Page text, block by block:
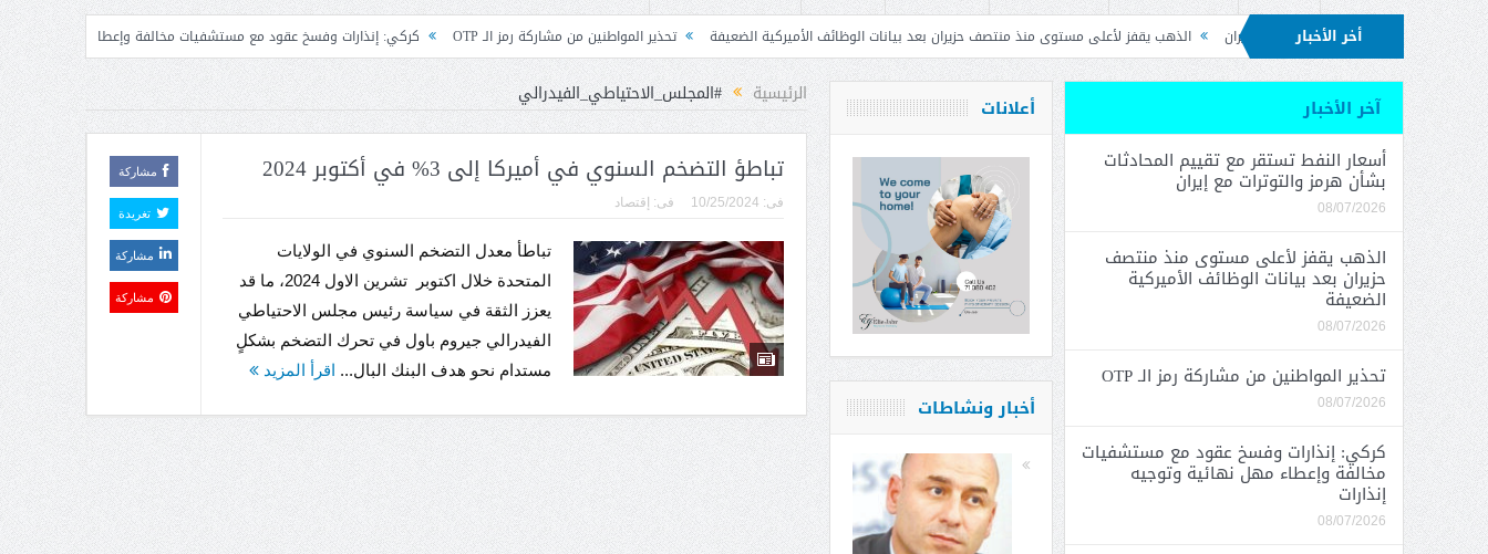
أخر الأخباروالتوترات مع إيران الذهب يقفز لأعلى مستوى منذ منتصف حزيران بعد بيانات الوظائف الأميركية الضعيفة تحذير المواطنين من مشاركة رمز الـ OTP كركي: إنذارات وفسخ عقود مع مستشفيات مخالفة وإعطاء مهل نهائية وتوجيه إنذارات
وتدعو إلى سحبه
الرئيسية #المجلس_الاحتياطي_الفيدرالي
تباطؤ التضخم السنوي في أميركا إلى 3% في أكتوبر 2024
فى: 10/25/2024 فى: إقتصاد
تباطأ معدل التضخم السنوي في الولايات
المتحدة خلال اكتوبر تشرين الاول 2024، ما قد
يعزز الثقة في سياسة رئيس مجلس الاحتياطي
الفيدرالي جيروم باول في تحرك التضخم بشكلٍ
مستدام نحو هدف البنك البال... اقرأ المزيد
مشاركة
تغريدة
مشاركة
مشاركة
أعلانات
أخبار ونشاطات
آخر الأخبار
أسعار النفط تستقر مع تقييم المحادثات
بشأن هرمز والتوترات مع إيران
08/07/2026
الذهب يقفز لأعلى مستوى منذ منتصف
حزيران بعد بيانات الوظائف الأميركية
الضعيفة
08/07/2026
تحذير المواطنين من مشاركة رمز الـ OTP
08/07/2026
كركي: إنذارات وفسخ عقود مع مستشفيات
مخالفة وإعطاء مهل نهائية وتوجيه
إنذارات
08/07/2026